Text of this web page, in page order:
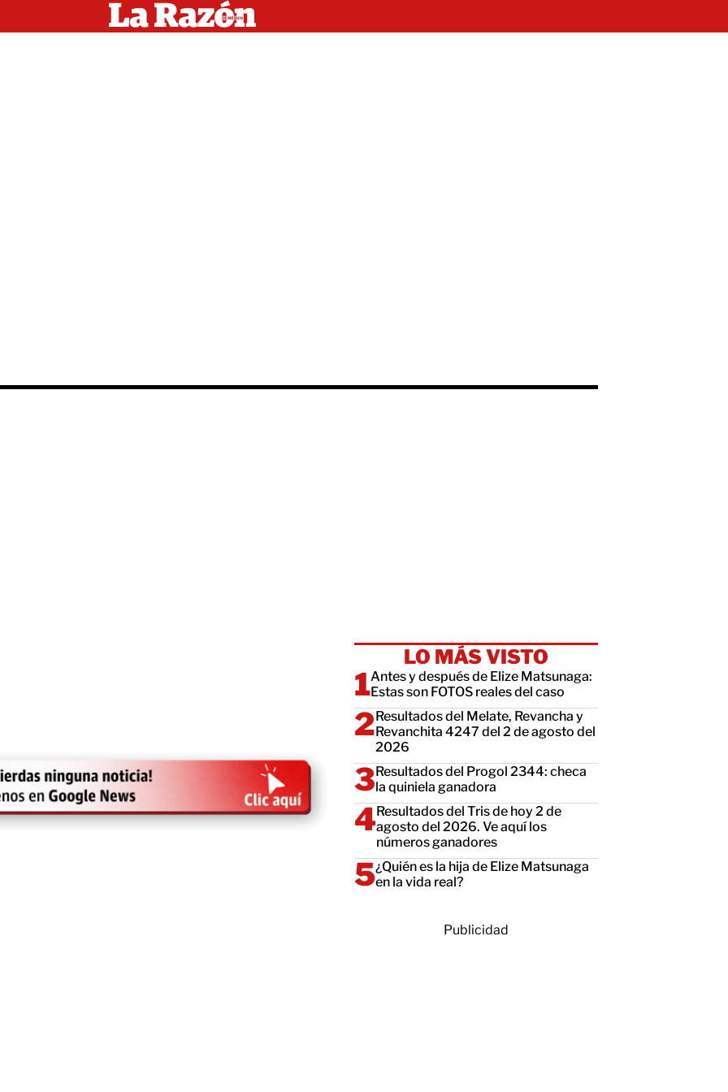
LO MÁS VISTO
Antes y después de Elize Matsunaga:
Estas son FOTOS reales del caso
Resultados del Melate, Revancha y
Revanchita 4247 del 2 de agosto del
2026
Resultados del Progol 2344: checa
la quiniela ganadora
Resultados del Tris de hoy 2 de
agosto del 2026. Ve aquí los
números ganadores
¿Quién es la hija de Elize Matsunaga
en la vida real?
Publicidad